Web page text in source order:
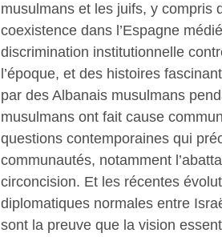
musulmans et les juifs, y compris
coexistence dans l’Espagne
discrimination institutionnelle
l’époque, et des histoires
par des Albanais musulmans
musulmans ont fait cause
questions contemporaines qui
communautés, notamment
circoncision. Et les récentes
diplomatiques normales entre
sont la preuve que la vision